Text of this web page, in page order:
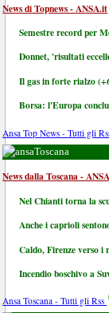
News di Topnews - ANSA.it
Semestre record per
Donnet, 'risultati
Il gas in forte rialzo
Borsa: l'Europa
Ansa Top News - Tutti gli
Toscana
News dalla Toscana -
Nel Chianti torna la
Anche i caprioli
Caldo, Firenze verso i
Incendio boschivo a
Ansa Toscana - Tutti gli Rss